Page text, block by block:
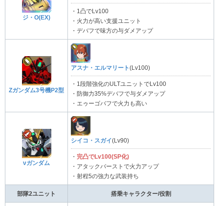
ジ・O(EX)
・1凸でLv100
・火力が高い支援ユニット
・デバフで味方の与ダメアップ
Ζガンダム3号機P2型
アスナ・エルマリート(Lv100)
・1段階強化のULTユニットでLv100
・防御力35%デバフで与ダメアップ
・エゥーゴバフで火力も高い
νガンダム
シイコ・スガイ(Lv90)
・ 完凸でLv100(SP化)
・アタックバーストで火力アップ
・射程5の強力な武装持ち
部隊2ユニット 搭乗キャラクター/役割